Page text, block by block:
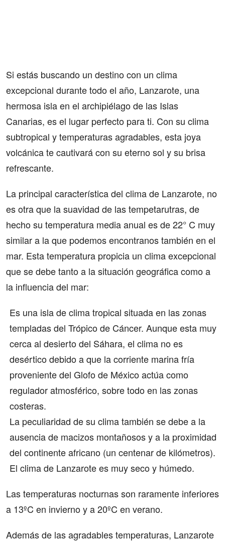
Si estás buscando un destino con un clima
excepcional durante todo el año, Lanzarote, una
hermosa isla en el archipiélago de las Islas
Canarias, es el lugar perfecto para ti. Con su clima
subtropical y temperaturas agradables, esta joya
volcánica te cautivará con su eterno sol y su brisa
refrescante.
La principal característica del clima de Lanzarote, no
es otra que la suavidad de las tempetarutras, de
hecho su temperatura media anual es de 22° C muy
similar a la que podemos encontranos también en el
mar. Esta temperatura propicia un clima excepcional
que se debe tanto a la situación geográfica como a
la influencia del mar:
Es una isla de clima tropical situada en las zonas
templadas del Trópico de Cáncer. Aunque esta muy
cerca al desierto del Sáhara, el clima no es
desértico debido a que la corriente marina fría
proveniente del Glofo de México actúa como
regulador atmosférico, sobre todo en las zonas
costeras.
La peculiaridad de su clima también se debe a la
ausencia de macizos montañosos y a la proximidad
del continente africano (un centenar de kilómetros).
El clima de Lanzarote es muy seco y húmedo.
Las temperaturas nocturnas son raramente inferiores
a 13ºC en invierno y a 20ºC en verano.
Además de las agradables temperaturas, Lanzarote